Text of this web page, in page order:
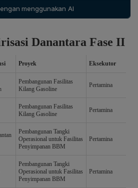
memperkirakan kemungkinan
tanggal pasti.
menggunakan AI